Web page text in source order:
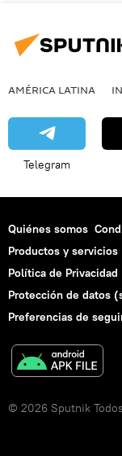
AMÉRICA LATINA
Telegram
Quiénes somos
Productos y servicios
Política de Privacidad
Protección de datos
Preferencias de
© 2026 Sputnik